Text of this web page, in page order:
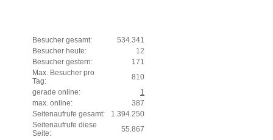
Besucher gesamt:
534.341
Besucher heute:
12
Besucher gestern:
171
Max. Besucher pro
Tag:
810
gerade online:
1
max. online:
387
Seitenaufrufe gesamt:
1.394.250
Seitenaufrufe diese
Seite:
55.867